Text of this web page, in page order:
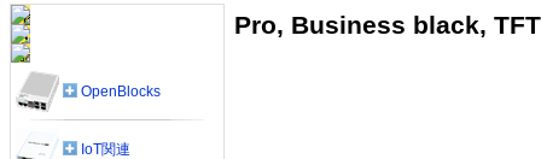
Pro, Business black,
OpenBlocks
IoT関連